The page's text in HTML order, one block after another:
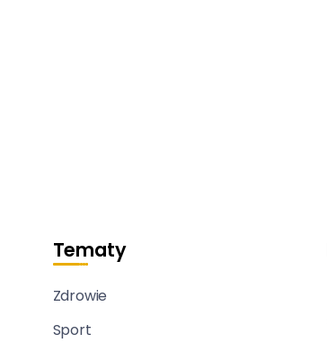
Tematy
Zdrowie
Sport